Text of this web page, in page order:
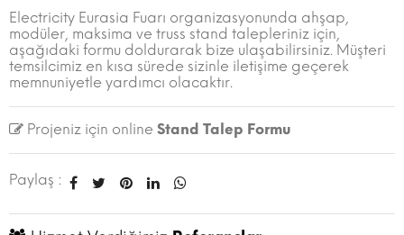
Electricity Eurasia Fuarı organizasyonunda ahşap,
modüler, maksima ve truss stand talepleriniz için,
aşağıdaki formu doldurarak bize ulaşabilirsiniz. Müşteri
temsilcimiz en kısa sürede sizinle iletişime geçerek
memnuniyetle yardımcı olacaktır.
Projeniz için online Stand Talep Formu
Paylaş :